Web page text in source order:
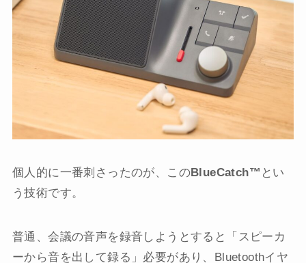
個人的に一番刺さったのが、このBlueCatch™ とい
う技術です。
普通、会議の音声を録音しようとすると「スピーカ
ーから音を出して録る」必要があり、Bluetoothイヤ